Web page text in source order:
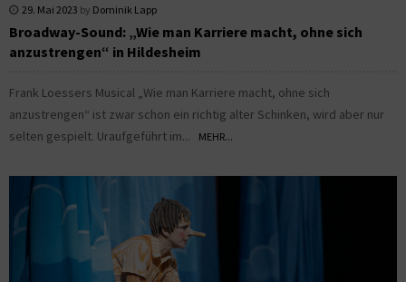
29. Mai 2023 by Dominik Lapp
Broadway-Sound: „Wie man Karriere macht, ohne sich
anzustrengen“ in Hildesheim
Frank Loessers Musical „Wie man Karriere macht, ohne sich
anzustrengen“ ist zwar schon ein richtig alter Schinken, wird aber nur
selten gespielt. Uraufgeführt im...
MEHR...